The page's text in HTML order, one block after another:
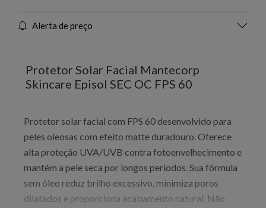
Alerta de preço
Protetor Solar Facial Mantecorp
Skincare Episol SEC OC FPS 60
Protetor solar facial com FPS 60 desenvolvido para
peles oleosas com efeito matte duradouro. Oferece
alta proteção UVA/UVB contra fotoenvelhecimento e
mantém a pele seca por longos períodos. Sua fórmula
sem óleo reduz brilho excessivo, minimiza poros
dilatados e proporciona acabamento natural. Não